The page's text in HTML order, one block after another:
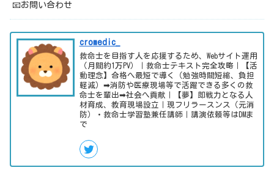
📧お問い合わせ
cromedic_
救命士を目指す人を応援するため、Webサイト運用
（月間約1万PV）｜救命士テキスト完全攻略｜【活
動理念】合格へ最短で導く（勉強時間短縮、負担
軽減）➡消防や医療現場等で活躍できる多くの救
命士を輩出➡社会へ貢献｜【夢】即戦力となる人
材育成、教育現場設立｜現フリラースンス（元消
防）・救命士学習塾兼任講師｜講演依頼等はDMま
で